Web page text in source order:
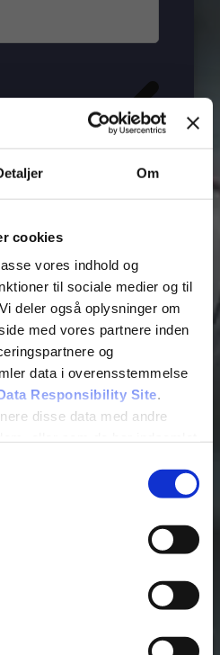
Om
cookies
vores indhold og
til sociale medier og til
deler også oplysninger om
med vores partnere inden
og
data i overensstemmelse
Responsibility Site.
disse data med andre